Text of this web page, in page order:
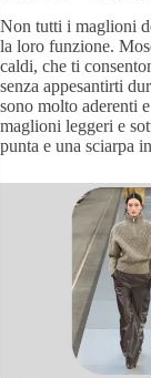
Non tutti i maglioni
la loro funzione.
caldi, che ti
senza appesantirti
sono molto aderenti
maglioni leggeri e
punta e una sciarpa